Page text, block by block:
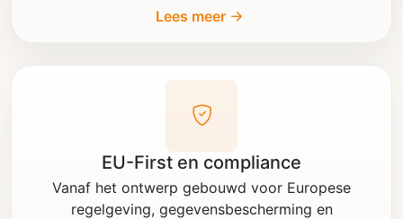
Lees meer
EU-First en compliance
Vanaf het ontwerp gebouwd voor Europese
regelgeving, gegevensbescherming en